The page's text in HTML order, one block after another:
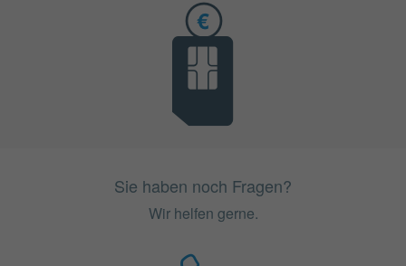
Sie haben noch Fragen?
Wir helfen gerne.